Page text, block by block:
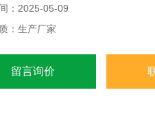
：2025-05-09
：生产厂家
留言询价